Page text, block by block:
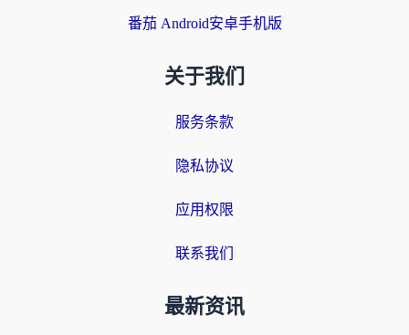
番茄 Android安卓手机版
关于我们
服务条款
隐私协议
应用权限
联系我们
最新资讯